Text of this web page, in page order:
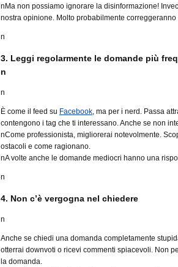
nMa non possiamo ignorare la disinformazione!
nostra opinione. Molto probabilmente
n
3. Leggi regolarmente le domande più
n
n
È come il feed su Facebook, ma per i nerd. Passa
contengono i tag che ti interessano. Anche se non
nCome professionista, migliorerai notevolmente.
ostacoli e come ragionano.
nA volte anche le domande mediocri hanno una
n
4. Non c’è vergogna nel chiedere
n
Anche se chiedi una domanda completamente
otterrai downvoti o ricevi commenti spiacevoli. Non
la domanda.